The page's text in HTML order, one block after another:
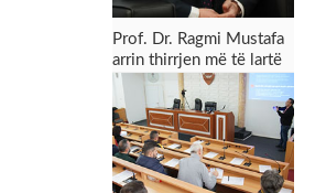
Prof. Dr. Ragmi Mustafa
arrin thirrjen më të lartë
akademike